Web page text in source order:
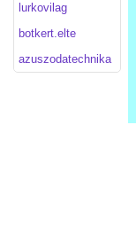
lurkovilag
botkert.elte
azuszodatechnika